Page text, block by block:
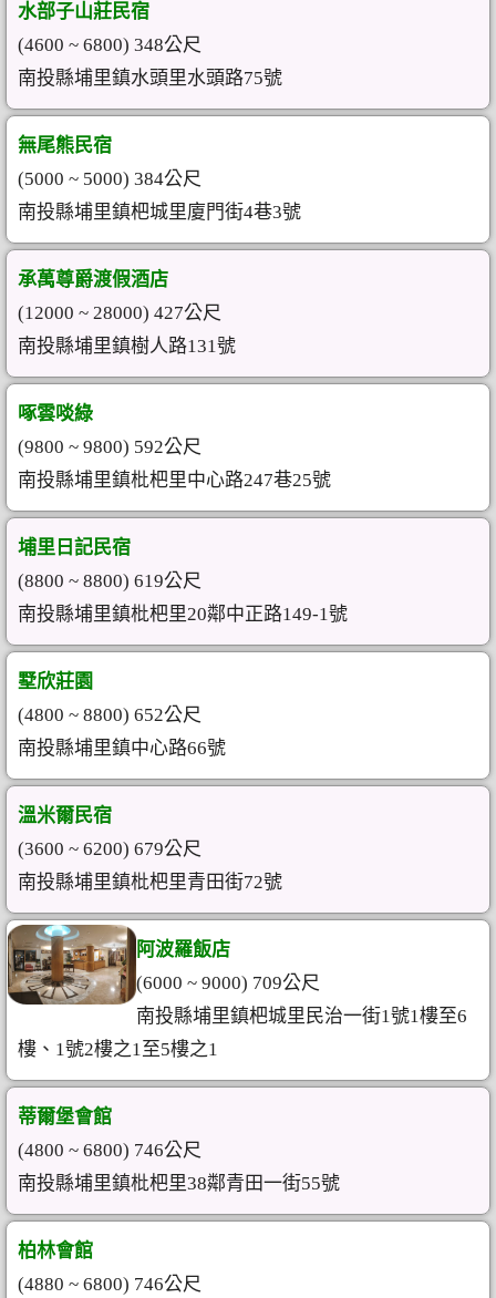
水部子山莊民宿
(4600 ~ 6800) 348公尺
南投縣埔里鎮水頭里水頭路75號
無尾熊民宿
(5000 ~ 5000) 384公尺
南投縣埔里鎮杷城里廈門街4巷3號
承萬尊爵渡假酒店
(12000 ~ 28000) 427公尺
南投縣埔里鎮樹人路131號
啄雲啖綠
(9800 ~ 9800) 592公尺
南投縣埔里鎮枇杷里中心路247巷25號
埔里日記民宿
(8800 ~ 8800) 619公尺
南投縣埔里鎮枇杷里20鄰中正路149-1號
墅欣莊園
(4800 ~ 8800) 652公尺
南投縣埔里鎮中心路66號
溫米爾民宿
(3600 ~ 6200) 679公尺
南投縣埔里鎮枇杷里青田街72號
阿波羅飯店
(6000 ~ 9000) 709公尺
南投縣埔里鎮杷城里民治一街1號1樓至6
樓、1號2樓之1至5樓之1
蒂爾堡會館
(4800 ~ 6800) 746公尺
南投縣埔里鎮枇杷里38鄰青田一街55號
柏林會館
(4880 ~ 6800) 746公尺